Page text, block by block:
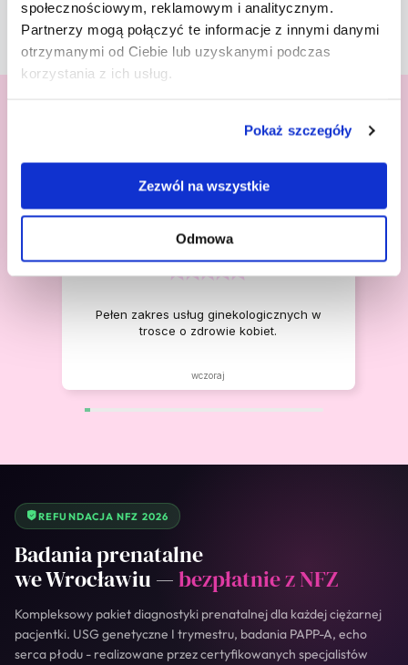
społecznościowym, reklamowym i analitycznym.
Partnerzy mogą połączyć te informacje z innymi danymi
otrzymanymi od Ciebie lub uzyskanymi podczas
korzystania z ich usług.
Pokaż szczegóły
Zezwól na wszystkie
Odmowa
OPINIE PACJENTEK
Co mówią o nasnasze pacjentki?
Pełen zakres usług ginekologicznych w
trosce o zdrowie kobiet.
wczoraj
REFUNDACJA NFZ 2026
Badania prenatalne
we Wrocławiu —bezpłatnie z NFZ
Kompleksowy pakiet diagnostyki prenatalnej dla każdej ciężarnej
pacjentki. USG genetyczne I trymestru, badania PAPP-A, echo
serca płodu - realizowane przez certyfikowanych specjalistów